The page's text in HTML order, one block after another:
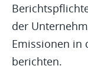
der
Emissionen in
berichten.